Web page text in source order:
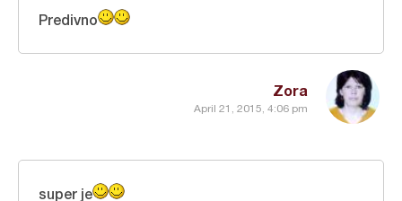
Zora
April 21, 2015, 4:06 pm
Predivno
super je